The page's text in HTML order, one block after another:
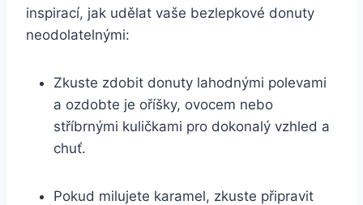
inspirací, jak udělat vaše bezlepkové donuty
neodolatelnými:
Zkuste zdobit donuty lahodnými polevami
a ozdobte je oříšky, ovocem nebo
stříbrnými kuličkami pro dokonalý vzhled a
chuť.
Pokud milujete karamel, zkuste připravit